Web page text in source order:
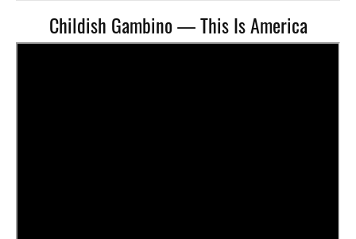
Childish Gambino — This Is America